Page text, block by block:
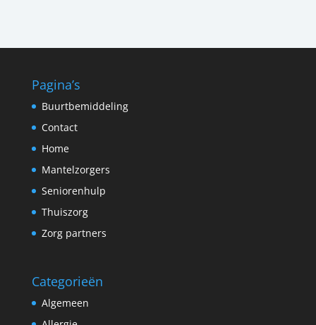
Pagina’s
Buurtbemiddeling
Contact
Home
Mantelzorgers
Seniorenhulp
Thuiszorg
Zorg partners
Categorieën
Algemeen